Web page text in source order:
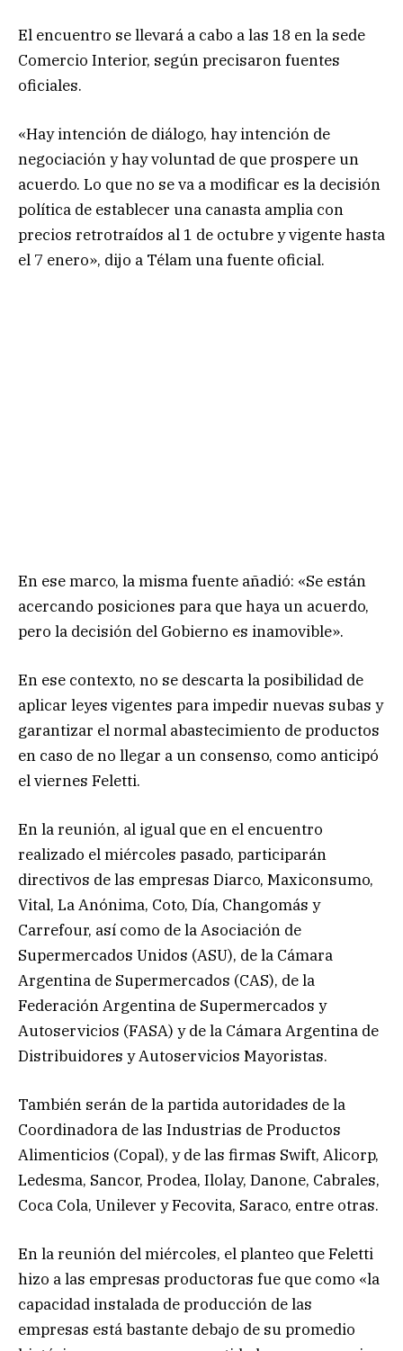
El encuentro se llevará a cabo a las 18 en la sede
Comercio Interior, según precisaron fuentes
oficiales.
«Hay intención de diálogo, hay intención de
negociación y hay voluntad de que prospere un
acuerdo. Lo que no se va a modificar es la decisión
política de establecer una canasta amplia con
precios retrotraídos al 1 de octubre y vigente hasta
el 7 enero», dijo a Télam una fuente oficial.
En ese marco, la misma fuente añadió: «Se están
acercando posiciones para que haya un acuerdo,
pero la decisión del Gobierno es inamovible».
En ese contexto, no se descarta la posibilidad de
aplicar leyes vigentes para impedir nuevas subas y
garantizar el normal abastecimiento de productos
en caso de no llegar a un consenso, como anticipó
el viernes Feletti.
En la reunión, al igual que en el encuentro
realizado el miércoles pasado, participarán
directivos de las empresas Diarco, Maxiconsumo,
Vital, La Anónima, Coto, Día, Changomás y
Carrefour, así como de la Asociación de
Supermercados Unidos (ASU), de la Cámara
Argentina de Supermercados (CAS), de la
Federación Argentina de Supermercados y
Autoservicios (FASA) y de la Cámara Argentina de
Distribuidores y Autoservicios Mayoristas.
También serán de la partida autoridades de la
Coordinadora de las Industrias de Productos
Alimenticios (Copal), y de las firmas Swift, Alicorp,
Ledesma, Sancor, Prodea, Ilolay, Danone, Cabrales,
Coca Cola, Unilever y Fecovita, Saraco, entre otras.
En la reunión del miércoles, el planteo que Feletti
hizo a las empresas productoras fue que como «la
capacidad instalada de producción de las
empresas está bastante debajo de su promedio